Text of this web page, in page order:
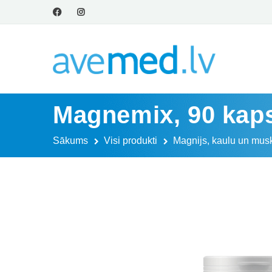
Magnemix, 90
Sākums Visi produkti Magnijs, kaulu un